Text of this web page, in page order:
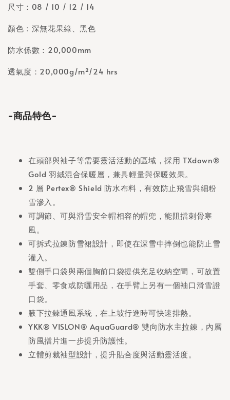
尺寸：08 / 10 / 12 / 14
顏色：深無花果綠、黑色
防水係數：20,000mm
透氣度：20,000g/m²/24 hrs
-商品特色-
在頭部與袖子等需要靈活活動的區域，採用 TXdown®
Gold 羽絨混合保暖層，兼具輕量與保暖效果。
2 層 Pertex® Shield 防水布料，有效防止飛雪與細粉
雪滲入。
可調節、可與滑雪安全帽相容的帽兜，能阻擋刺骨寒
風。
可拆式拉鍊防雪裙設計，即使在深雪中摔倒也能防止雪
灌入。
雙側手口袋與兩個胸前口袋提供充足收納空間，可放置
手套、零食或防曬用品，在手臂上另有一個袖口滑雪證
口袋。
腋下拉鍊通風系統，在上坡行進時可快速排熱。
YKK® VISLON® AquaGuard® 雙向防水主拉鍊，內層
防風擋片進一步提升防護性。
立體剪裁袖型設計，提升貼合度與活動靈活度。